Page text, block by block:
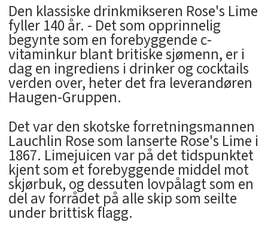
Den klassiske drinkmikseren Rose's Lime
fyller 140 år. - Det som opprinnelig
begynte som en forebyggende c-
vitaminkur blant britiske sjømenn, er i
dag en ingrediens i drinker og cocktails
verden over, heter det fra leverandøren
Haugen-Gruppen.
Det var den skotske forretningsmannen
Lauchlin Rose som lanserte Rose's Lime i
1867. Limejuicen var på det tidspunktet
kjent som et forebyggende middel mot
skjørbuk, og dessuten lovpålagt som en
del av forrådet på alle skip som seilte
under brittisk flagg.